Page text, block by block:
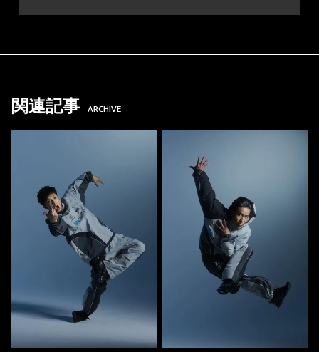
関連記事 ARCHIVE